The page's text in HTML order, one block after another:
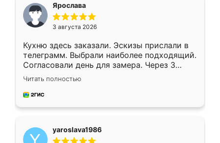
Ярослава
3 августа 2026
Кухню здесь заказали. Эскизы прислали в
телеграмм. Выбрали наиболее подходящий.
Согласовали день для замера. Через 3
недели кухня была уже готова. Остались
довольны работой. Спасибо Ренессанс
мебель за качественную работу!
Читать полностью
yaroslava1986